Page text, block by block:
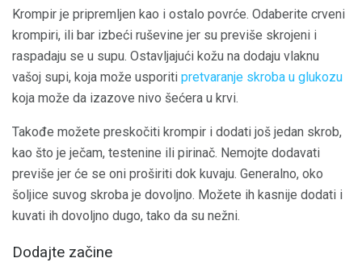
Krompir je pripremljen kao i ostalo povrće. Odaberite crveni
krompiri, ili bar izbeći ruševine jer su previše skrojeni i
raspadaju se u supu. Ostavljajući kožu na dodaju vlaknu
vašoj supi, koja može usporiti pretvaranje skroba u glukozu
koja može da izazove nivo šećera u krvi.
Takođe možete preskočiti krompir i dodati još jedan skrob,
kao što je ječam, testenine ili pirinač. Nemojte dodavati
previše jer će se oni proširiti dok kuvaju. Generalno, oko
šoljice suvog skroba je dovoljno. Možete ih kasnije dodati i
kuvati ih dovoljno dugo, tako da su nežni.
Dodajte začine